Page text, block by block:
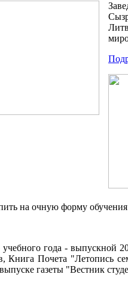
на очную форму
учебного года - выпускной
Книга Почета "Летопись
газеты "Вестник